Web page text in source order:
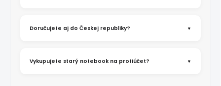
Doručujete aj do Českej republiky?
Vykupujete starý notebook na protiúčet?